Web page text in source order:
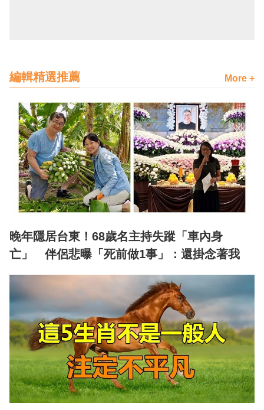
編輯精選推薦 More +
晚年隱居台東！68歲名主持失蹤「車內身
亡」 伴侶悲曝「死前做1事」：還掛念著我